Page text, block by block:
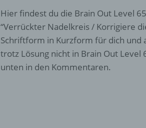
Hier findest du die Brain Out Level
“Verrückter Nadelkreis / Korrigiere
Schriftform in Kurzform für dich und
trotz Lösung nicht in Brain Out
unten in den Kommentaren.